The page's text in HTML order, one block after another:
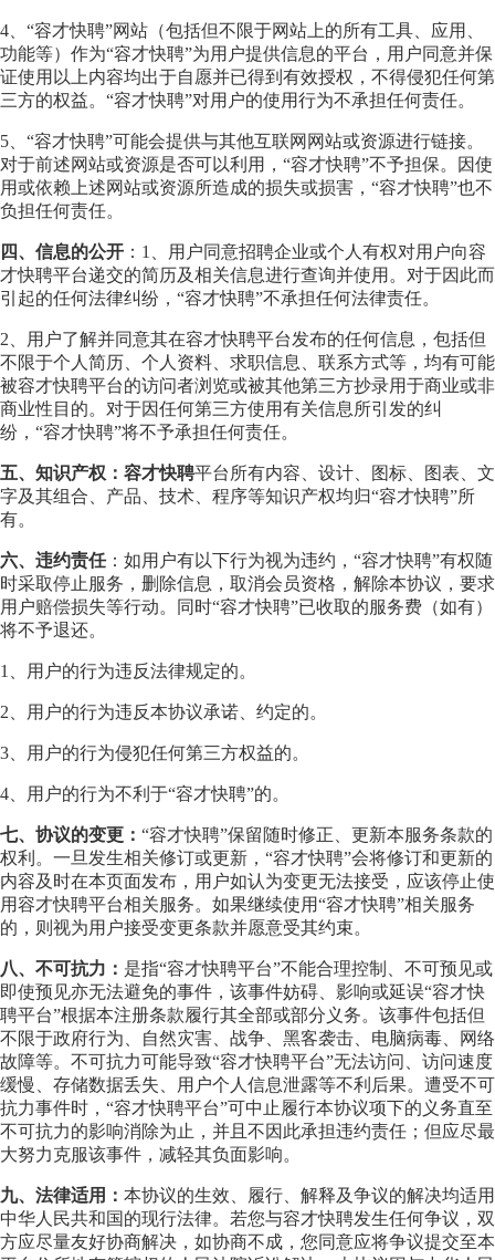
4、“容才快聘”网站（包括但不限于网站上的所有工具、应用、
功能等）作为“容才快聘”为用户提供信息的平台，用户同意并保
证使用以上内容均出于自愿并已得到有效授权，不得侵犯任何第
三方的权益。“容才快聘”对用户的使用行为不承担任何责任。
5、“容才快聘”可能会提供与其他互联网网站或资源进行链接。
对于前述网站或资源是否可以利用，“容才快聘”不予担保。因使
用或依赖上述网站或资源所造成的损失或损害，“容才快聘”也不
负担任何责任。
四、信息的公开 ：1、用户同意招聘企业或个人有权对用户向容
才快聘平台递交的简历及相关信息进行查询并使用。对于因此而
引起的任何法律纠纷，“容才快聘”不承担任何法律责任。
2、用户了解并同意其在容才快聘平台发布的任何信息，包括但
不限于个人简历、个人资料、求职信息、联系方式等，均有可能
被容才快聘平台的访问者浏览或被其他第三方抄录用于商业或非
商业性目的。对于因任何第三方使用有关信息所引发的纠
纷，“容才快聘”将不予承担任何责任。
五、知识产权：容才快聘平台所有内容、设计、图标、图表、文
字及其组合、产品、技术、程序等知识产权均归“容才快聘”所
有。
六、违约责任：如用户有以下行为视为违约，“容才快聘”有权随
时采取停止服务，删除信息，取消会员资格，解除本协议，要求
用户赔偿损失等行动。同时“容才快聘”已收取的服务费（如有）
将不予退还。
1、用户的行为违反法律规定的。
2、用户的行为违反本协议承诺、约定的。
3、用户的行为侵犯任何第三方权益的。
4、用户的行为不利于“容才快聘”的。
七、协议的变更： “容才快聘”保留随时修正、更新本服务条款的
权利。一旦发生相关修订或更新，“容才快聘”会将修订和更新的
内容及时在本页面发布，用户如认为变更无法接受，应该停止使
用容才快聘平台相关服务。如果继续使用“容才快聘”相关服务
的，则视为用户接受变更条款并愿意受其约束。
八、不可抗力： 是指“容才快聘平台”不能合理控制、不可预见或
即使预见亦无法避免的事件，该事件妨碍、影响或延误“容才快
聘平台”根据本注册条款履行其全部或部分义务。该事件包括但
不限于政府行为、自然灾害、战争、黑客袭击、电脑病毒、网络
故障等。不可抗力可能导致“容才快聘平台”无法访问、访问速度
缓慢、存储数据丢失、用户个人信息泄露等不利后果。遭受不可
抗力事件时，“容才快聘平台”可中止履行本协议项下的义务直至
不可抗力的影响消除为止，并且不因此承担违约责任；但应尽最
大努力克服该事件，减轻其负面影响。
九、法律适用： 本协议的生效、履行、解释及争议的解决均适用
中华人民共和国的现行法律。若您与容才快聘发生任何争议，双
方应尽量友好协商解决，如协商不成，您同意应将争议提交至本